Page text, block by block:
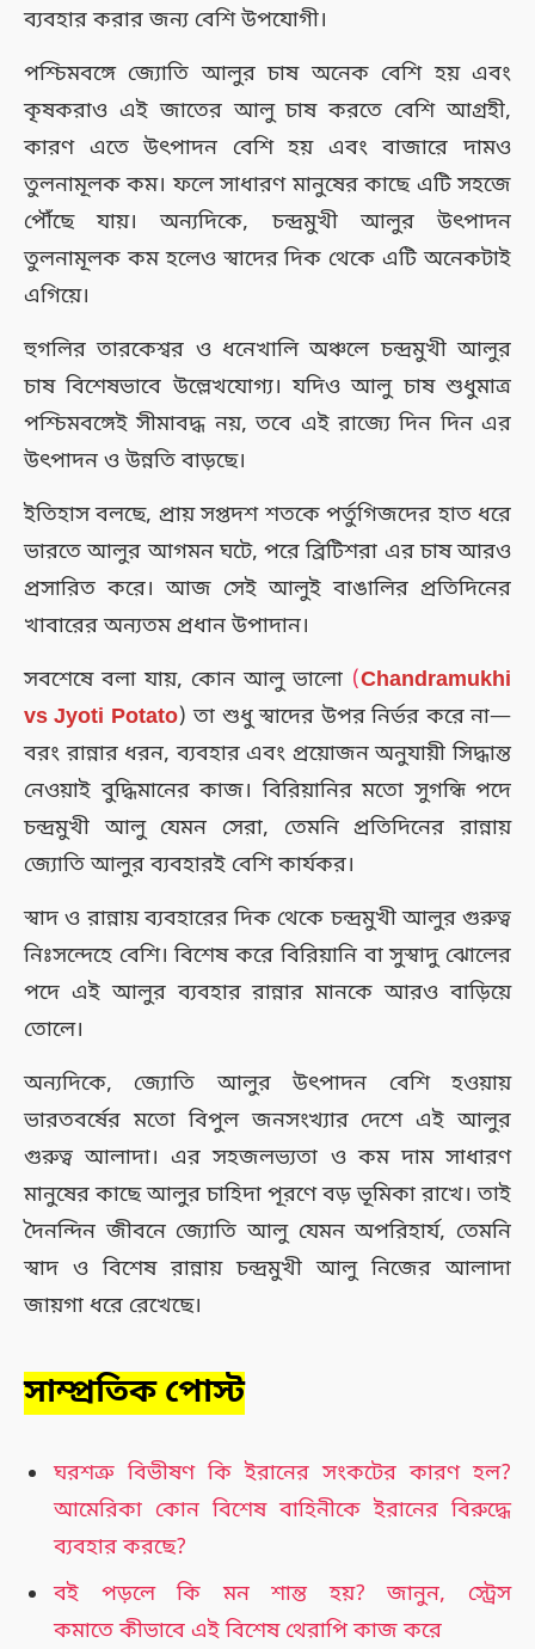
ব্যবহার করার জন্য বেশি উপযোগী।
পশ্চিমবঙ্গে জ্যোতি আলুর চাষ অনেক বেশি হয় এবং
কৃষকরাও এই জাতের আলু চাষ করতে বেশি আগ্রহী,
কারণ এতে উৎপাদন বেশি হয় এবং বাজারে দামও
তুলনামূলক কম। ফলে সাধারণ মানুষের কাছে এটি সহজে
পৌঁছে যায়। অন্যদিকে, চন্দ্রমুখী আলুর উৎপাদন
তুলনামূলক কম হলেও স্বাদের দিক থেকে এটি অনেকটাই
এগিয়ে।
হুগলির তারকেশ্বর ও ধনেখালি অঞ্চলে চন্দ্রমুখী আলুর
চাষ বিশেষভাবে উল্লেখযোগ্য। যদিও আলু চাষ শুধুমাত্র
পশ্চিমবঙ্গেই সীমাবদ্ধ নয়, তবে এই রাজ্যে দিন দিন এর
উৎপাদন ও উন্নতি বাড়ছে।
ইতিহাস বলছে, প্রায় সপ্তদশ শতকে পর্তুগিজদের হাত ধরে
ভারতে আলুর আগমন ঘটে, পরে ব্রিটিশরা এর চাষ আরও
প্রসারিত করে। আজ সেই আলুই বাঙালির প্রতিদিনের
খাবারের অন্যতম প্রধান উপাদান।
সবশেষে বলা যায়, কোন আলু ভালো (Chandramukhi
vs Jyoti Potato) তা শুধু স্বাদের উপর নির্ভর করে না—
বরং রান্নার ধরন, ব্যবহার এবং প্রয়োজন অনুযায়ী সিদ্ধান্ত
নেওয়াই বুদ্ধিমানের কাজ। বিরিয়ানির মতো সুগন্ধি পদে
চন্দ্রমুখী আলু যেমন সেরা, তেমনি প্রতিদিনের রান্নায়
জ্যোতি আলুর ব্যবহারই বেশি কার্যকর।
স্বাদ ও রান্নায় ব্যবহারের দিক থেকে চন্দ্রমুখী আলুর গুরুত্ব
নিঃসন্দেহে বেশি। বিশেষ করে বিরিয়ানি বা সুস্বাদু ঝোলের
পদে এই আলুর ব্যবহার রান্নার মানকে আরও বাড়িয়ে
তোলে।
অন্যদিকে, জ্যোতি আলুর উৎপাদন বেশি হওয়ায়
ভারতবর্ষের মতো বিপুল জনসংখ্যার দেশে এই আলুর
গুরুত্ব আলাদা। এর সহজলভ্যতা ও কম দাম সাধারণ
মানুষের কাছে আলুর চাহিদা পূরণে বড় ভূমিকা রাখে। তাই
দৈনন্দিন জীবনে জ্যোতি আলু যেমন অপরিহার্য, তেমনি
স্বাদ ও বিশেষ রান্নায় চন্দ্রমুখী আলু নিজের আলাদা
জায়গা ধরে রেখেছে।
সাম্প্রতিক পোস্ট
ঘরশত্রু বিভীষণ কি ইরানের সংকটের কারণ হল?
আমেরিকা কোন বিশেষ বাহিনীকে ইরানের বিরুদ্ধে
ব্যবহার করছে?
বই পড়লে কি মন শান্ত হয়? জানুন, স্ট্রেস
কমাতে কীভাবে এই বিশেষ থেরাপি কাজ করে